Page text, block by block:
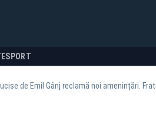
SPORT
de Emil Gânj reclamă noi amenințări.